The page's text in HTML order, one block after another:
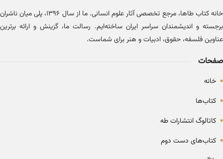
خانه کتاب طاها، مرجع تخصصی آثار علوم انسانی. ما از سال ۱۳۹۶، پلی میان ناشران
برجسته و اندیشمندان سراسر ایران ساخته‌ایم. رسالت ما، گزینش و ارائه برترین
عناوین فلسفه، حقوق، ادبیات و هنر برای شماست.
صفحات
• خانه
• کتاب‌ها
• کاتالوگ انتشارات طه
• کتاب‌های دست دوم